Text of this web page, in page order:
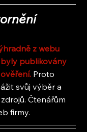
z webu
byly publikovány
Proto
svůj výběr a
Čtenářům
firmy.